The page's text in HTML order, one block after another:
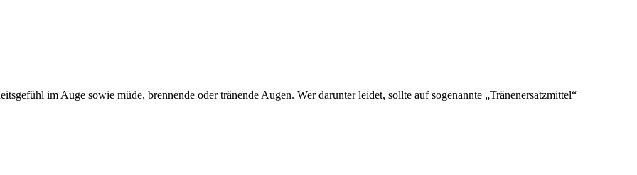
im Auge sowie müde, brennende oder tränende Augen. Wer darunter leidet, sollte auf sogenannte „Tränenersatzmittel“